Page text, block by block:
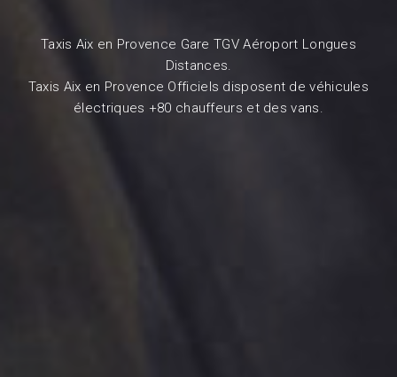
Taxis Aix en Provence Gare TGV Aéroport Longues
Distances.
Taxis Aix en Provence Officiels disposent de véhicules
électriques +80 chauffeurs et des vans.